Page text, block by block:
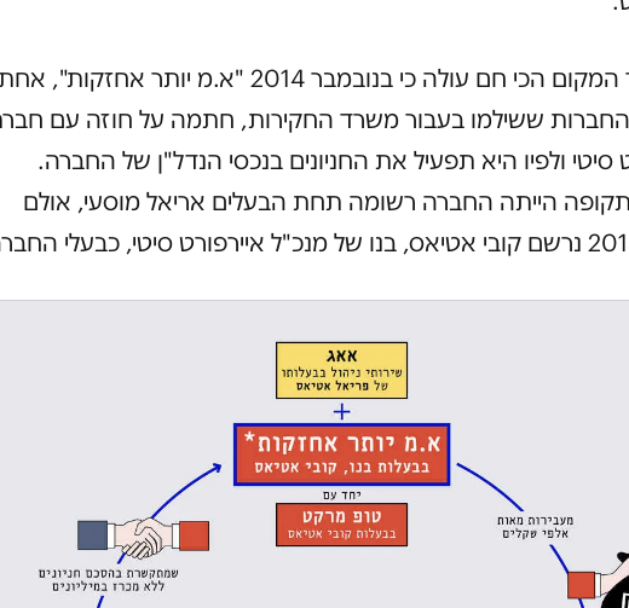
מתחקיר המקום הכי חם עולה כי בנובמבר 2014 "א.מ יותר אחזקות", אחת
ששילמו בעבור משרד החקירות, חתמה על חוזה עם
סיטי ולפיו היא תפעיל את החניונים בנכסי הנדל"ן של החברה.
הייתה החברה רשומה תחת הבעלים אריאל מוסעי, אולם